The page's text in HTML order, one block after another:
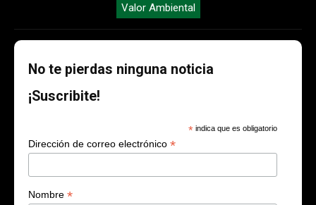
Valor Ambiental
No te pierdas ninguna noticia
¡Suscribite!
* indica que es obligatorio
Dirección de correo electrónico *
Nombre *